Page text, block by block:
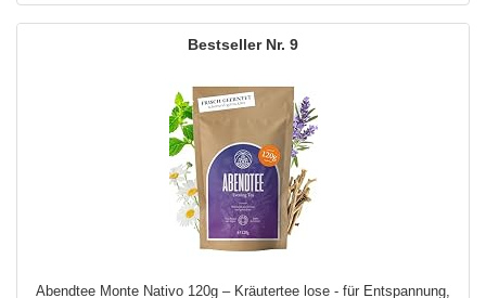
9
Abendtee Monte Nativo 120g – Kräutertee lose - für Entspannung,